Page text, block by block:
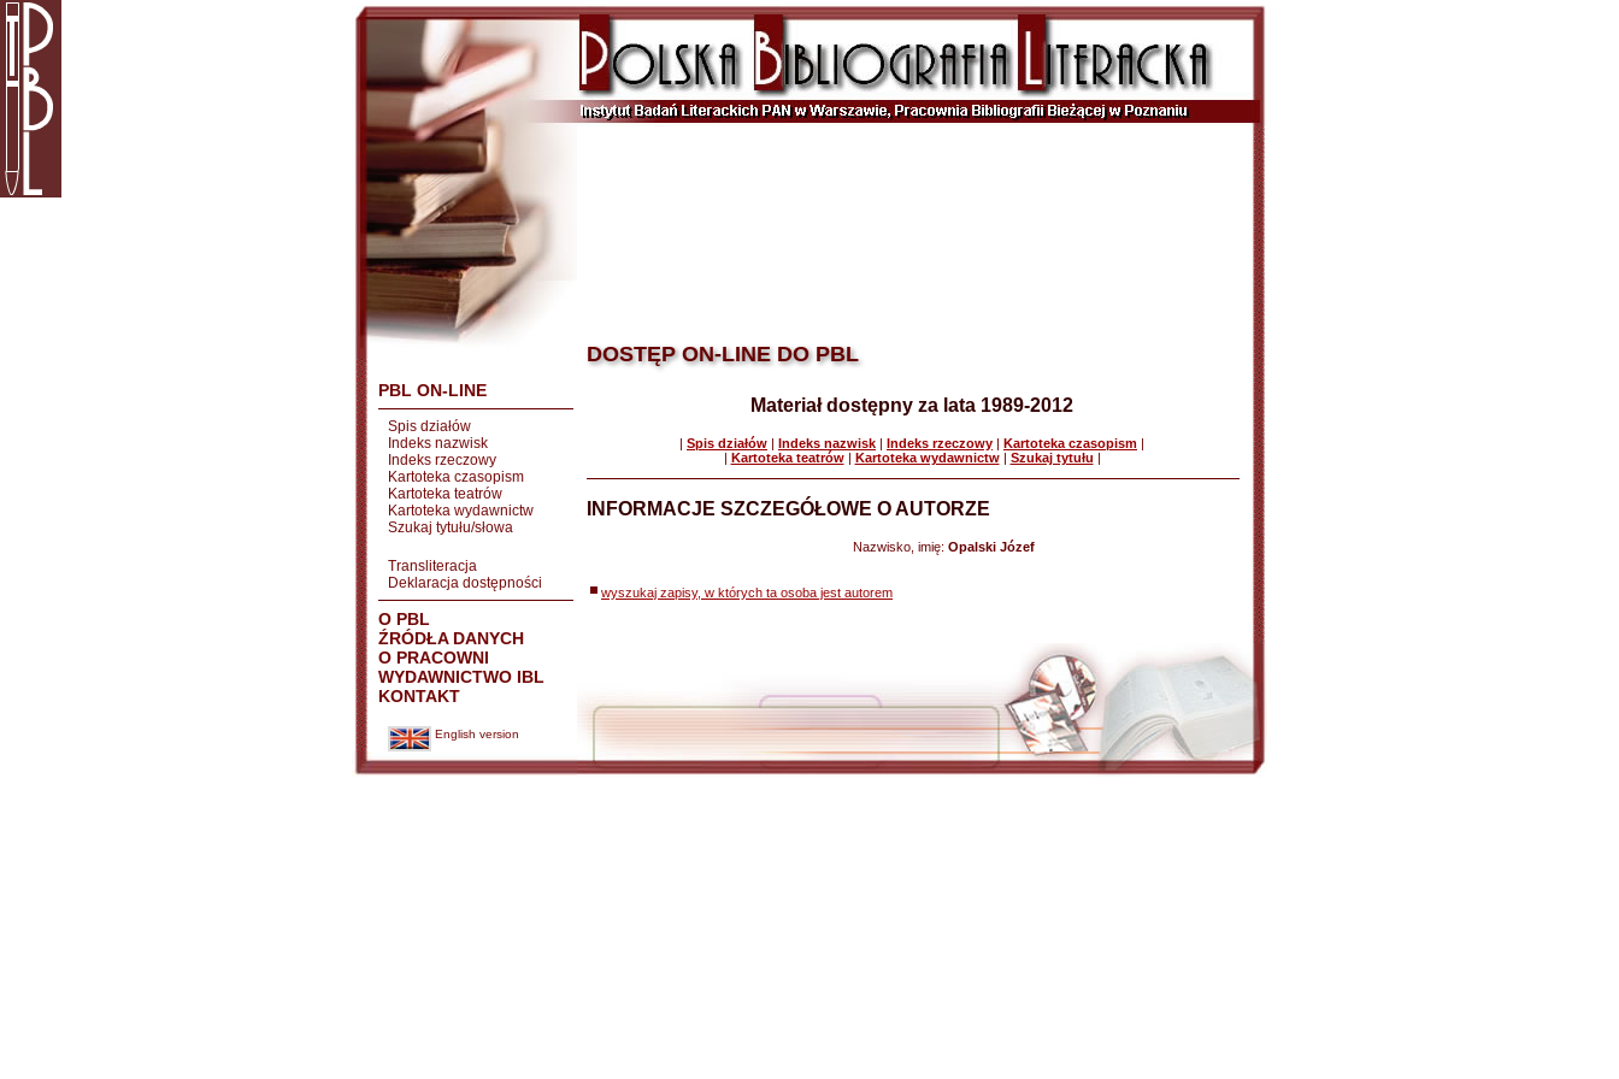
PBL ON-LINE
Spis działów
Indeks nazwisk
Indeks rzeczowy
Kartoteka czasopism
Kartoteka teatrów
Kartoteka wydawnictw
Szukaj tytułu/słowa
Transliteracja
Deklaracja dostępności
O PBL
ŹRÓDŁA DANYCH
O PRACOWNI
WYDAWNICTWO IBL
KONTAKT
English version
DOSTĘP ON-LINE DO PBL
Materiał dostępny za lata 1989-2012
| Spis działów | Indeks nazwisk | Indeks rzeczowy | Kartoteka czasopism |
| Kartoteka teatrów| Kartoteka wydawnictw| Szukaj tytułu |
INFORMACJE SZCZEGÓŁOWE O AUTORZE
Nazwisko, imię: Opalski Józef
wyszukaj zapisy, w których ta osoba jest autorem